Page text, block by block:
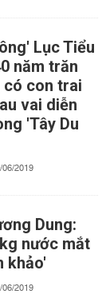
Lục Tiểu
năm trăn
con trai
vai diễn
'Tây Du
2019
Dung:
nước mắt
khảo'
2019